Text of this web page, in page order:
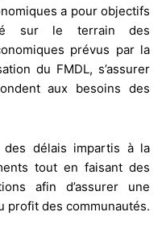
a pour objectifs
sur le terrain des
prévus par la
du FMDL, s’assurer
aux besoins des
des délais impartis à la
tout en faisant des
afin d’assurer une
profit des communautés.